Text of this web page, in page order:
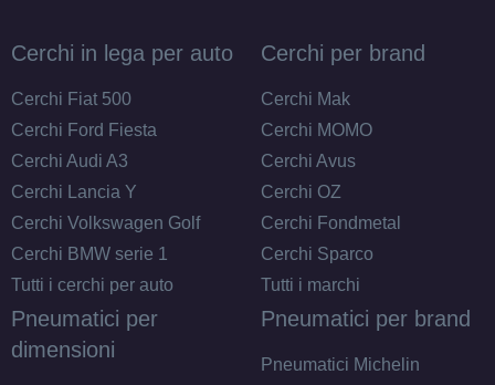
Cerchi in lega per auto
Cerchi Fiat 500
Cerchi Ford Fiesta
Cerchi Audi A3
Cerchi Lancia Y
Cerchi Volkswagen Golf
Cerchi BMW serie 1
Tutti i cerchi per auto
Cerchi per brand
Cerchi Mak
Cerchi MOMO
Cerchi Avus
Cerchi OZ
Cerchi Fondmetal
Cerchi Sparco
Tutti i marchi
Pneumatici per
dimensioni
Pneumatici per brand
Pneumatici Michelin